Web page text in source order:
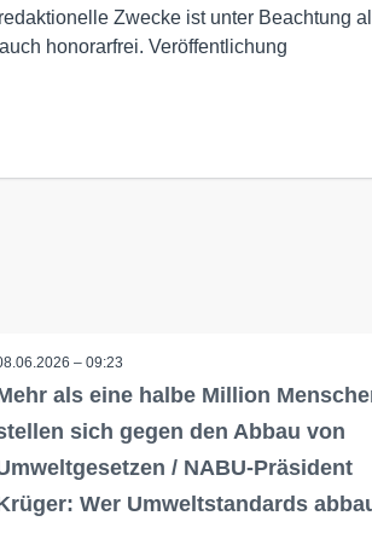
Zwecke ist unter Beachtung
honorarfrei. Veröffentlichung
– 09:23
als eine halbe Million
sich gegen den Abbau von
/ NABU-Präsident
Wer Umweltstandards